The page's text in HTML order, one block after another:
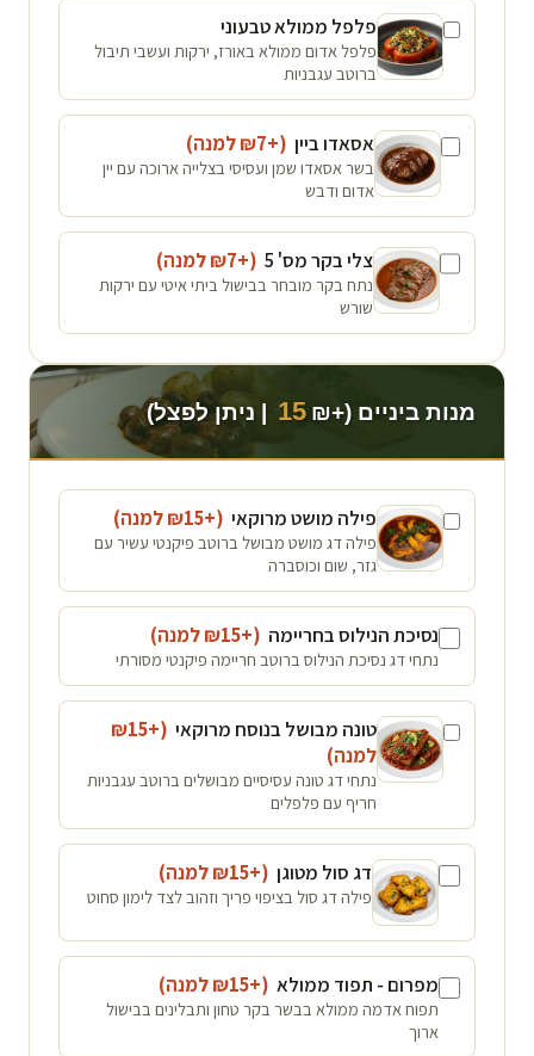
פלפל ממולא טבעוני
פלפל אדום ממולא באורז, ירקות ועשבי תיבול
ברוטב עגבניות
אסאדו ביין (+₪
7 למנה)
בשר אסאדו שמן ועסיסי בצלייה ארוכה עם יין
אדום ודבש
צלי בקר מס' 5 (+₪
7 למנה)
נתח בקר מובחר בבישול ביתי איטי עם ירקות
שורש
מנות ביניים (+₪ 15 | ניתן לפצל)
פילה מושט מרוקאי (+₪
15 למנה)
פילה דג מושט מבושל ברוטב פיקנטי עשיר עם
גזר, שום וכוסברה
נסיכת הנילוס בחריימה (+₪
15 למנה)
נתחי דג נסיכת הנילוס ברוטב חריימה פיקנטי מסורתי
טונה מבושל בנוסח מרוקאי (+₪
15
למנה)
נתחי דג טונה עסיסיים מבושלים ברוטב עגבניות
חריף עם פלפלים
דג סול מטוגן (+₪
15 למנה)
פילה דג סול בציפוי פריך וזהוב לצד לימון סחוט
מפרום - תפוד ממולא (+₪
15 למנה)
תפוח אדמה ממולא בבשר בקר טחון ותבלינים בבישול
ארוך